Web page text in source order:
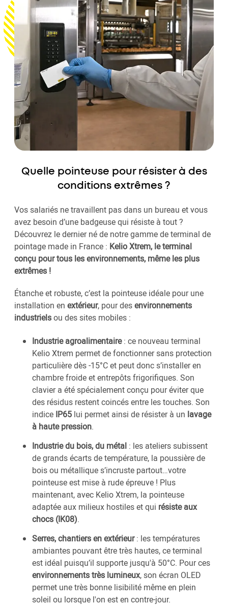
Quelle pointeuse pour résister à des
conditions extrêmes ?
Vos salariés ne travaillent pas dans un bureau et vous
avez besoin d’une badgeuse qui résiste à tout ?
Découvrez le dernier né de notre gamme de terminal de
pointage made in France : Kelio Xtrem, le terminal
conçu pour tous les environnements, même les plus
extrêmes !
Étanche et robuste, c’est la pointeuse idéale pour une
installation en extérieur, pour desenvironnements
industrielsou des sites mobiles :
Industrie agroalimentaire: ce nouveau terminal
Kelio Xtrem permet de fonctionner sans protection
particulière dès -15°C et peut donc s’installer en
chambre froide et entrepôts frigorifiques. Son
clavier a été spécialement conçu pour éviter que
des résidus restent coincés entre les touches. Son
indice IP65 lui permet ainsi de résister à un lavage
à haute pression.
Industrie du bois, du métal : les ateliers subissent
de grands écarts de température, la poussière de
bois ou métallique s’incruste partout…votre
pointeuse est mise à rude épreuve ! Plus
maintenant, avec Kelio Xtrem, la pointeuse
adaptée aux milieux hostiles et qui résiste aux
chocs (IK08).
Serres, chantiers en extérieur: les températures
ambiantes pouvant être très hautes, ce terminal
est idéal puisqu’il supporte jusqu'à 50°C. Pour ces
environnements très lumineux, son écran OLED
permet une très bonne lisibilité même en plein
soleil ou lorsque l'on est en contre-jour.